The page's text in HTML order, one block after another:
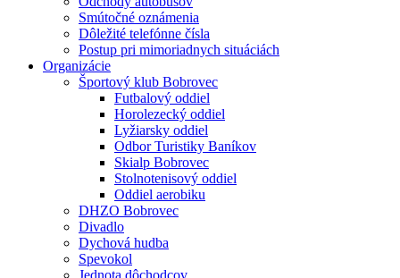
Smútočné oznámenia
Dôležité telefónne čísla
Postup pri mimoriadnych situáciách
Organizácie
Športový klub Bobrovec
Futbalový oddiel
Horolezecký oddiel
Lyžiarsky oddiel
Odbor Turistiky Baníkov
Skialp Bobrovec
Stolnotenisový oddiel
Oddiel aerobiku
DHZO Bobrovec
Divadlo
Dychová hudba
Spevokol
Jednota dôchodcov